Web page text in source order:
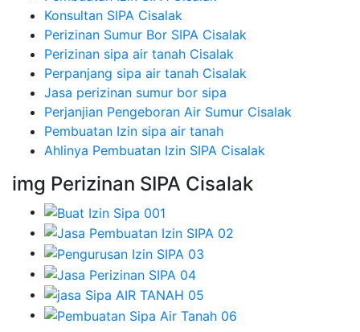
Konsultan SIPA Cisalak
Perizinan Sumur Bor SIPA Cisalak
Perizinan sipa air tanah Cisalak
Perpanjang sipa air tanah Cisalak
Jasa perizinan sumur bor sipa
Perjanjian Pengeboran Air Sumur Cisalak
Pembuatan Izin sipa air tanah
Ahlinya Pembuatan Izin SIPA Cisalak
img Perizinan SIPA Cisalak